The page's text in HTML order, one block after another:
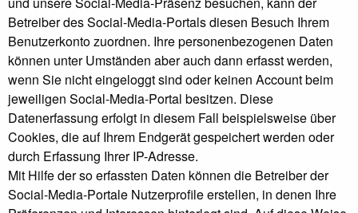
Betreiber des Social-Media-Portals diesen Besuch Ihrem
Benutzerkonto zuordnen. Ihre personenbezogenen Daten
können unter Umständen aber auch dann erfasst werden,
wenn Sie nicht eingeloggt sind oder keinen Account beim
jeweiligen Social-Media-Portal besitzen. Diese
Datenerfassung erfolgt in diesem Fall beispielsweise über
Cookies, die auf Ihrem Endgerät gespeichert werden oder
durch Erfassung Ihrer IP-Adresse.
Mit Hilfe der so erfassten Daten können die Betreiber der
Social-Media-Portale Nutzerprofile erstellen, in denen Ihre